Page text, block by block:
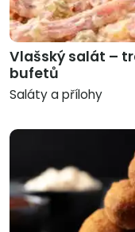
Vlašský salát –
bufetů
Saláty a přílohy